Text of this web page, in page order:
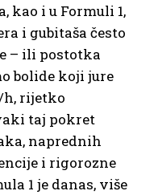
kao i u Formuli 1,
i gubitaša često
– ili postotka
bolide koji jure
h, rijetko
taj pokret
naprednih
i rigorozne
1 je danas, više